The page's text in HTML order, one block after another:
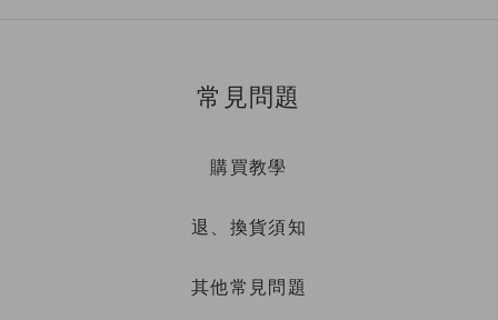
常見問題
購買教學
退、換貨須知
其他常見問題